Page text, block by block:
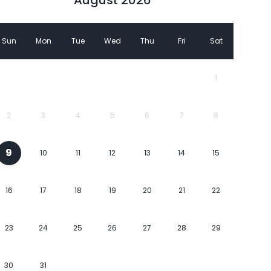
Sun Mon Tue Wed Thu Fri Sat
1
2 3 4 5 6 7 8
9 10 11 12 13 14 15
16 17 18 19 20 21 22
23 24 25 26 27 28 29
30 31